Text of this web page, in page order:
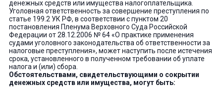
денежных средств или имущества налогоплательщика.
Уголовная ответственность за совершение преступления по
статье 199.2 УК РФ, в соответствии с пунктом 20
постановления Пленума Верховного Суда Российской
Федерации от 28.12.2006 № 64 «О практике применения
судами уголовного законодательства об ответственности за
налоговые преступления», может наступить после истечения
срока, установленного в полученном требовании об уплате
налога и (или) сбора.
Обстоятельствами, свидетельствующими о сокрытии
денежных средств или имущества, могут быть: